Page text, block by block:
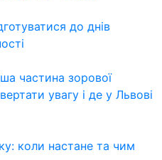
до днів
частина зорової
увагу і де у Львові
коли настане та чим